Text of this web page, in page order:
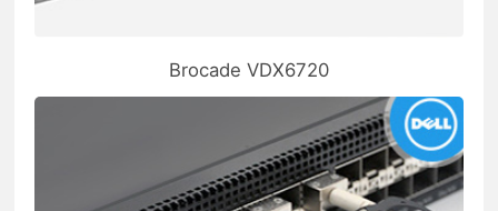
Brocade VDX6720